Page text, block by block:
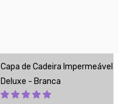
Capa de Cadeira Impermeável
Deluxe - Branca